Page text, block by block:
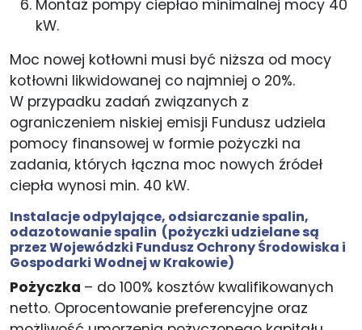
Montaż pompy ciepłao minimalnej mocy 40
kW.
Moc nowej kotłowni musi być niższa od mocy
kotłowni likwidowanej co najmniej o 20%.
W przypadku zadań związanych z
ograniczeniem niskiej emisji Fundusz udziela
pomocy finansowej w formie pożyczki na
zadania, których łączna moc nowych źródeł
ciepła wynosi min. 40 kW.
Instalacje odpylające, odsiarczanie spalin,
odazotowanie spalin (pożyczki udzielane są
przez Wojewódzki Fundusz Ochrony Środowiska i
Gospodarki Wodnej w Krakowie)
Pożyczka – do 100% kosztów kwalifikowanych
netto. Oprocentowanie preferencyjne oraz